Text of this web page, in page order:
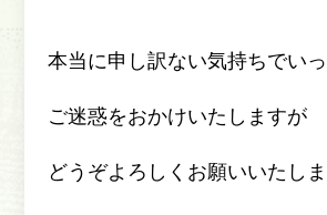
本当に申し訳ない気持ちでいっ
ご迷惑をおかけいたしますが
どうぞよろしくお願いいたしま